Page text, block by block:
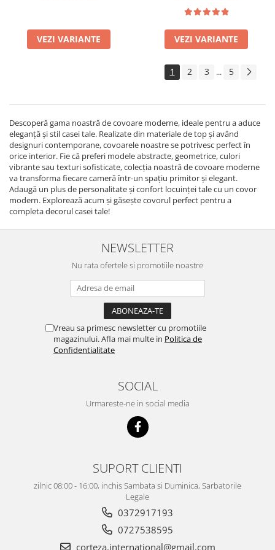
VEZI VARIANTE VEZI VARIANTE
1 2 3 ... 5
Descoperă gama noastră de covoare moderne, ideale pentru a aduce
eleganță și stil casei tale. Realizate din materiale de top și având
designuri contemporane, covoarele noastre se potrivesc perfect în
orice interior. Fie că preferi modele abstracte, geometrice, culori
vibrante sau texturi sofisticate, colecția noastră de covoare moderne
va transforma fiecare cameră într-un spațiu primitor și elegant.
Adaugă un plus de personalitate și confort locuinței tale cu un covor
modern. Explorează acum și găsește covorul perfect pentru a
completa decorul casei tale!
NEWSLETTER
Nu rata ofertele si promotiile noastre
Vreau sa primesc newsletter cu promotiile
magazinului. Afla mai multe in Politica de
Confidentialitate
SOCIAL
Urmareste-ne in social media
SUPORT CLIENTI
zilnic 08:00 - 16:00, inchis Sambata si Duminica, Sarbatorile
Legale
0372917193
0727538595
corteza.international@gmail.com